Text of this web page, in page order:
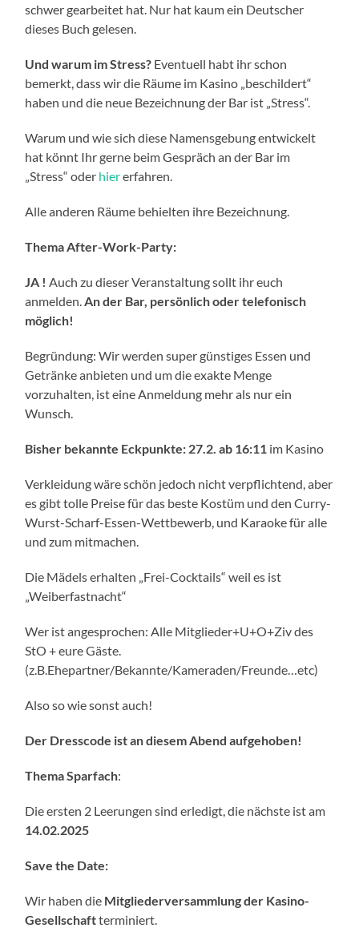
schwer gearbeitet hat. Nur hat kaum ein Deutscher
dieses Buch gelesen.
Und warum im Stress? Eventuell habt ihr schon
bemerkt, dass wir die Räume im Kasino „beschildert“
haben und die neue Bezeichnung der Bar ist „Stress“.
Warum und wie sich diese Namensgebung entwickelt
hat könnt Ihr gerne beim Gespräch an der Bar im
„Stress“ oder hiererfahren.
Alle anderen Räume behielten ihre Bezeichnung.
Thema After-Work-Party:
JA ! Auch zu dieser Veranstaltung sollt ihr euch
anmelden. An der Bar, persönlich oder telefonisch
möglich!
Begründung: Wir werden super günstiges Essen und
Getränke anbieten und um die exakte Menge
vorzuhalten, ist eine Anmeldung mehr als nur ein
Wunsch.
Bisher bekannte Eckpunkte: 27.2. ab 16:11 im Kasino
Verkleidung wäre schön jedoch nicht verpflichtend, aber
es gibt tolle Preise für das beste Kostüm und den Curry-
Wurst-Scharf-Essen-Wettbewerb, und Karaoke für alle
und zum mitmachen.
Die Mädels erhalten „Frei-Cocktails“ weil es ist
„Weiberfastnacht“
Wer ist angesprochen: Alle Mitglieder+U+O+Ziv des
StO + eure Gäste.
(z.B.Ehepartner/Bekannte/Kameraden/Freunde…etc)
Also so wie sonst auch!
Der Dresscode ist an diesem Abend aufgehoben!
Thema Sparfach:
Die ersten 2 Leerungen sind erledigt, die nächste ist am
14.02.2025
Save the Date:
Wir haben die Mitgliederversammlung der Kasino-
Gesellschaftterminiert.